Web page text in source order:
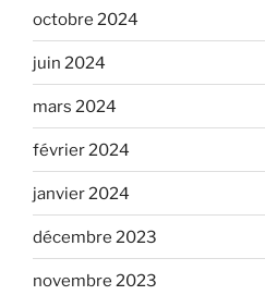
octobre 2024
juin 2024
mars 2024
février 2024
janvier 2024
décembre 2023
novembre 2023